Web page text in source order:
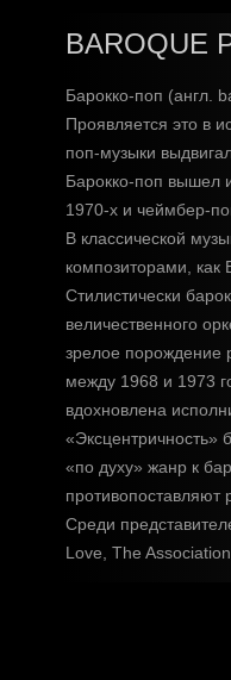
BAROQUE
Барокко-поп (англ.
Проявляется это в
поп-музыки
Барокко-поп вышел
1970-х и чеймбер-
В классической
композиторами, как
Стилистически
величественного
зрелое порождение
между 1968 и 1973
вдохновлена
«Эксцентричность»
«по духу» жанр к
Среди
Love, The